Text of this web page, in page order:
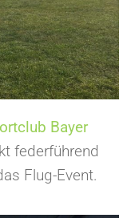
Bayer
federführend
Flug-Event.